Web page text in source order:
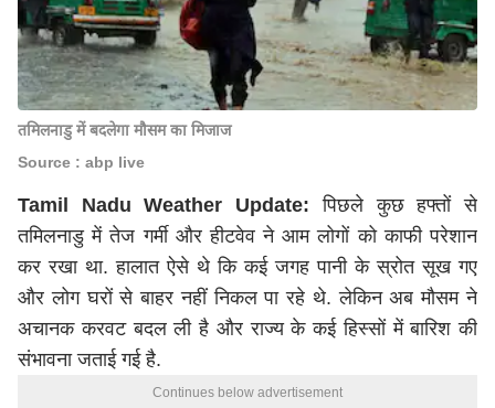
तमिलनाडु में बदलेगा मौसम का मिजाज
Source : abp live
Tamil Nadu Weather Update: पिछले कुछ हफ्तों से
तमिलनाडु में तेज गर्मी और हीटवेव ने आम लोगों को काफी परेशान
कर रखा था. हालात ऐसे थे कि कई जगह पानी के स्रोत सूख गए
और लोग घरों से बाहर नहीं निकल पा रहे थे. लेकिन अब मौसम ने
अचानक करवट बदल ली है और राज्य के कई हिस्सों में बारिश की
संभावना जताई गई है.
Continues below advertisement